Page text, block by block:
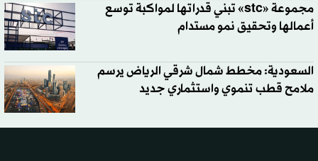
مجموعة «stc» تبني قدراتها لمواكبة توسع
أعمالها وتحقيق نمو مستدام
السعودية: مخطط شمال شرقي الرياض يرسم
ملامح قطب تنموي واستثماري جديد